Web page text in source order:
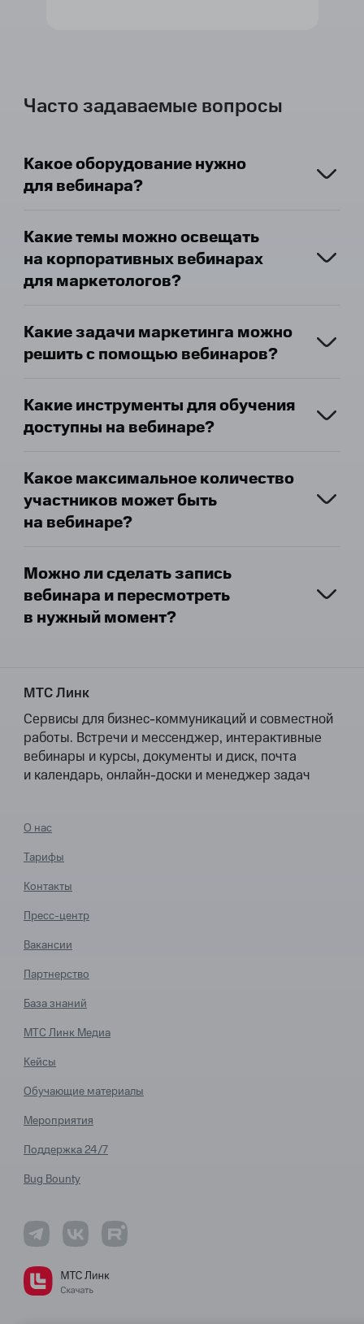
Часто задаваемые вопросы
Какое оборудование нужно
для вебинара?
Какие темы можно освещать
на корпоративных вебинарах
для маркетологов?
Какие задачи маркетинга можно
решить с помощью вебинаров?
Какие инструменты для обучения
доступны на вебинаре?
Какое максимальное количество
участников может быть
на вебинаре?
Можно ли сделать запись
вебинара и пересмотреть
в нужный момент?
МТС Линк
Сервисы для бизнес-коммуникаций и совместной
работы. Встречи и мессенджер, интерактивные
вебинары и курсы, документы и диск, почта
и календарь, онлайн-доски и менеджер задач
О нас
Тарифы
Контакты
Вакансии
Партнерство
База знаний
МТС Линк Медиа
Кейсы
Обучающие материалы
Мероприятия
Поддержка 24/7
Bug Bounty
Пресс-центр